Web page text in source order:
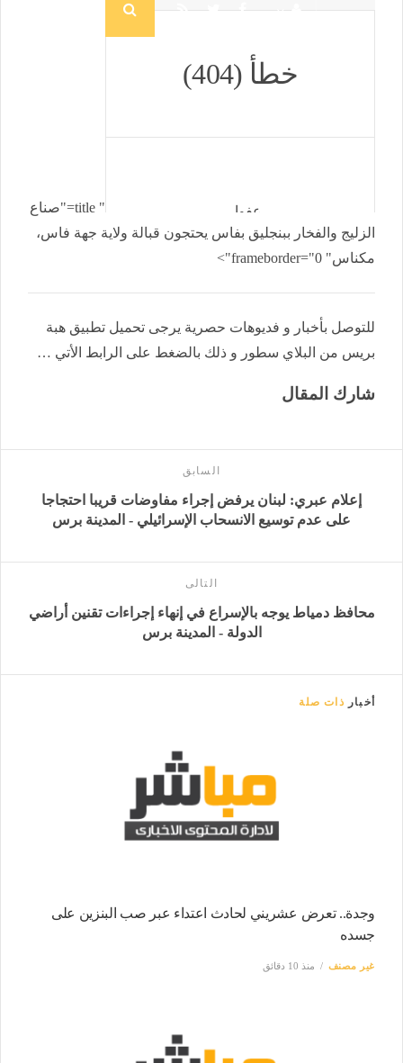
" title="صناع
الزليج والفخار ببنجليق بفاس يحتجون قبالة ولاية جهة فاس،
مكناس" frameborder="0">
للتوصل بأخبار و فديوهات حصرية يرجى تحميل تطبيق هبة
بريس من البلاي سطور و ذلك بالضغط على الرابط الأتي …
شارك المقال
السابق
إعلام عبري: لبنان يرفض إجراء مفاوضات قريبا احتجاجا
على عدم توسيع الانسحاب الإسرائيلي - المدينة برس
التالى
محافظ دمياط يوجه بالإسراع في إنهاء إجراءات تقنين أراضي
الدولة - المدينة برس
أخبار ذات صلة
وجدة.. تعرض عشريني لحادث اعتداء عبر صب البنزين على
جسده
غير مصنف منذ 10 دقائق